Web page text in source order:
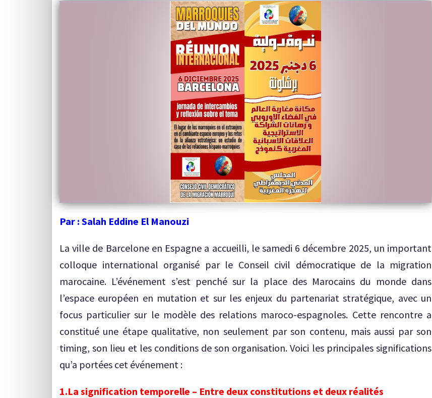
Par : Salah Eddine El Manouzi
La ville de Barcelone en Espagne a accueilli, le samedi 6 décembre 2025, un important
colloque international organisé par le Conseil civil démocratique de la migration
marocaine. L’événement s’est penché sur la place des Marocains du monde dans
l’espace européen en mutation et sur les enjeux du partenariat stratégique, avec un
focus particulier sur le modèle des relations maroco-espagnoles. Cette rencontre a
constitué une étape qualitative, non seulement par son contenu, mais aussi par son
timing, son lieu et les conditions de son organisation. Voici les principales significations
qu’a portées cet événement :
1.La signification temporelle – Entre deux constitutions et deux réalités